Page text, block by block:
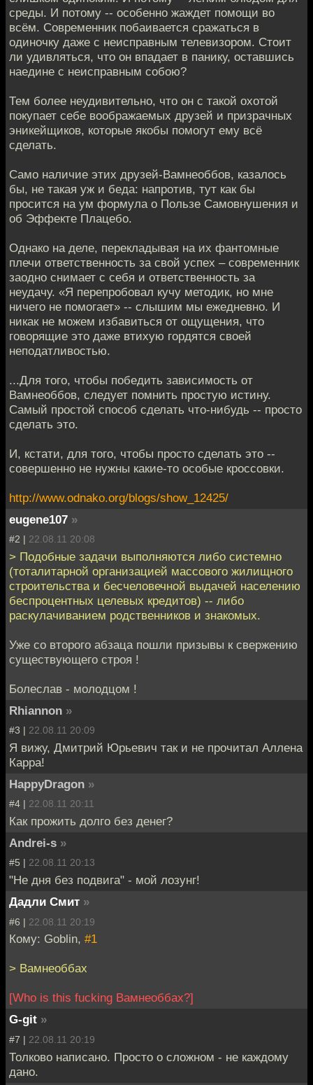
среды. И потому -- особенно жаждет помощи во
всём. Современник побаивается сражаться в
одиночку даже с неисправным телевизором. Стоит
ли удивляться, что он впадает в панику, оставшись
наедине с неисправным собою?
Тем более неудивительно, что он с такой охотой
покупает себе воображаемых друзей и призрачных
эникейщиков, которые якобы помогут ему всё
сделать.
Само наличие этих друзей-Вамнеоббов, казалось
бы, не такая уж и беда: напротив, тут как бы
просится на ум формула о Пользе Самовнушения и
об Эффекте Плацебо.
Однако на деле, перекладывая на их фантомные
плечи ответственность за свой успех – современник
заодно снимает с себя и ответственность за
неудачу. «Я перепробовал кучу методик, но мне
ничего не помогает» -- слышим мы ежедневно. И
никак не можем избавиться от ощущения, что
говорящие это даже втихую гордятся своей
неподатливостью.
...Для того, чтобы победить зависимость от
Вамнеоббов, следует помнить простую истину.
Самый простой способ сделать что-нибудь -- просто
сделать это.
И, кстати, для того, чтобы просто сделать это --
совершенно не нужны какие-то особые кроссовки.
http://www.odnako.org/blogs/show_12425/
eugene107 »
#2 | 22.08.11 20:08
> Подобные задачи выполняются либо системно
(тоталитарной организацией массового жилищного
строительства и бесчеловечной выдачей населению
беспроцентных целевых кредитов) -- либо
раскулачиванием родственников и знакомых.
Уже со второго абзаца пошли призывы к свержению
существующего строя !
Болеслав - молодцом !
Rhiannon »
#3 | 22.08.11 20:09
Я вижу, Дмитрий Юрьевич так и не прочитал Аллена
Карра!
HappyDragon »
#4 | 22.08.11 20:11
Как прожить долго без денег?
Andrei-s »
#5 | 22.08.11 20:13
"Не дня без подвига" - мой лозунг!
Дадли Смит »
#6 | 22.08.11 20:19
Кому: Goblin, #1
> Вамнеоббах
[Who is this fucking Вамнеоббах?]
G-git »
#7 | 22.08.11 20:19
Толково написано. Просто о сложном - не каждому
дано.